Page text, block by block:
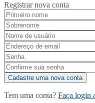
Registrar nova conta
Tem uma conta? Faça login